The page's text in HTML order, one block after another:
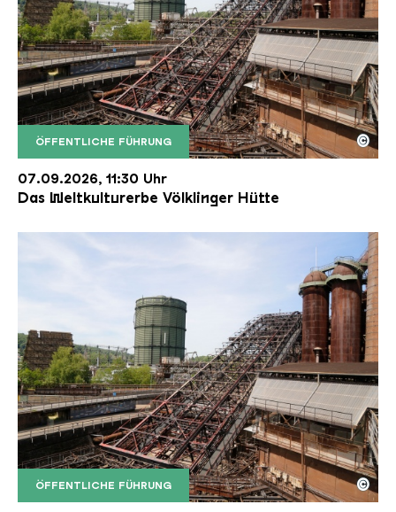
ÖFFENTLICHE FÜHRUNG
Der Erzschrägaufzug der Völklinger Hütte mit
Copyright: Weltkulturerbe Völklinger Hütte | Karl
©
07.09.2026, 11:30 Uhr
Das Weltkulturerbe Völklinger Hütte
ÖFFENTLICHE FÜHRUNG
Der Erzschrägaufzug der Völklinger Hütte mit
Copyright: Weltkulturerbe Völklinger Hütte | Karl
©